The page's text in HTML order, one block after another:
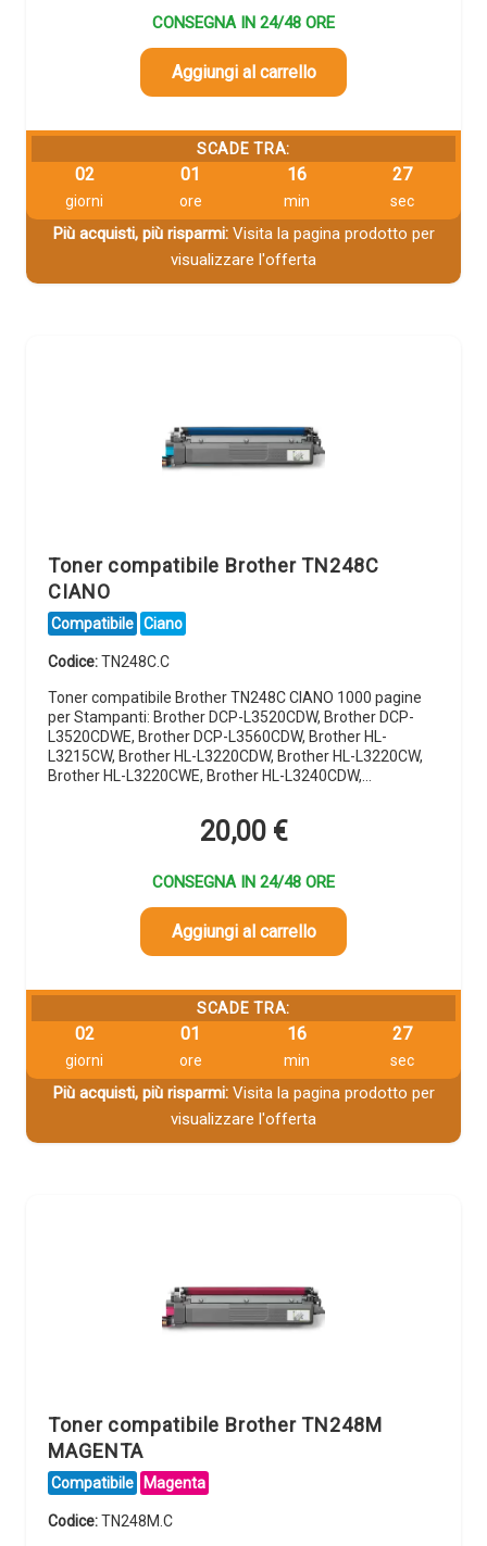
CONSEGNA IN 24/48 ORE
Aggiungi al carrello
SCADE TRA:
02
giorni
01
ore
16
min
26
sec
Più acquisti, più risparmi:Visita la pagina prodotto per
visualizzare l'offerta
Toner compatibile Brother TN248C
CIANO
Compatibile Ciano
Codice:TN248C.C
Toner compatibile Brother TN248C CIANO 1000 pagine
per Stampanti: Brother DCP-L3520CDW, Brother DCP-
L3520CDWE, Brother DCP-L3560CDW, Brother HL-
L3215CW, Brother HL-L3220CDW, Brother HL-L3220CW,
Brother HL-L3220CWE, Brother HL-L3240CDW,…
20,00 €
CONSEGNA IN 24/48 ORE
Aggiungi al carrello
SCADE TRA:
02
giorni
01
ore
16
min
26
sec
Più acquisti, più risparmi:Visita la pagina prodotto per
visualizzare l'offerta
Toner compatibile Brother TN248M
MAGENTA
Compatibile Magenta
Codice:TN248M.C